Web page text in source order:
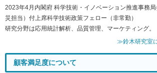
2023年4月内閣府 科学技術・イノベーション推進事務
災担当）付上席科学技術政策フェロー（非常勤）
研究分野は応用統計解析、品質管理、マーケティング。
≫鈴木研究室
顧客満足度について